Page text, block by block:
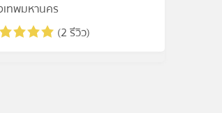
เทพมหานคร
(2 รีวิว)